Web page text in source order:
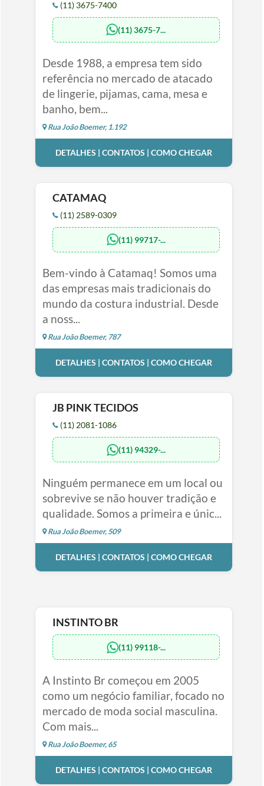
(11) 3675-7400
(11) 3675-7...
Desde 1988, a empresa tem sido
referência no mercado de atacado
de lingerie, pijamas, cama, mesa e
banho, bem...
Rua João Boemer, 1.192
DETALHES | CONTATOS | COMO CHEGAR
CATAMAQ
(11) 2589-0309
(11) 99717-...
Bem-vindo à Catamaq! Somos uma
das empresas mais tradicionais do
mundo da costura industrial. Desde
a noss...
Rua João Boemer, 787
DETALHES | CONTATOS | COMO CHEGAR
JB PINK TECIDOS
(11) 2081-1086
(11) 94329-...
Ninguém permanece em um local ou
sobrevive se não houver tradição e
qualidade. Somos a primeira e únic...
Rua João Boemer, 509
DETALHES | CONTATOS | COMO CHEGAR
INSTINTO BR
(11) 99118-...
A Instinto Br começou em 2005
como um negócio familiar, focado no
mercado de moda social masculina.
Com mais...
Rua João Boemer, 65
DETALHES | CONTATOS | COMO CHEGAR